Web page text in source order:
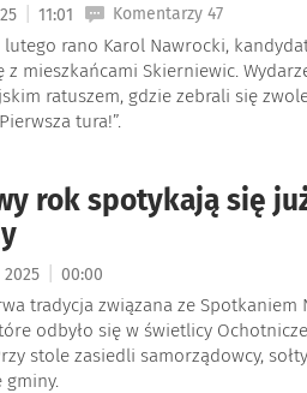
11:01 Komentarzy 47
lutego rano Karol Nawrocki,
z mieszkańcami Skierniewic.
ratuszem, gdzie zebrali się
tura!”.
rok spotykają się
00:00
tradycja związana ze
odbyło się w świetlicy
stole zasiedli samorządowcy,
gminy.